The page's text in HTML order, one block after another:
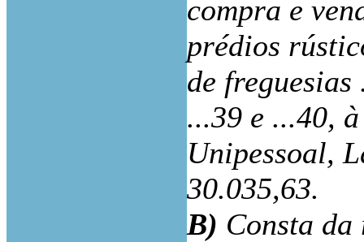
compra e
prédios
de
...39 e ...40,
Unipessoal,
30.035,63.
B) Consta